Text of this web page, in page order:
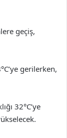
geçiş,
gerilerken,
32°C’ye